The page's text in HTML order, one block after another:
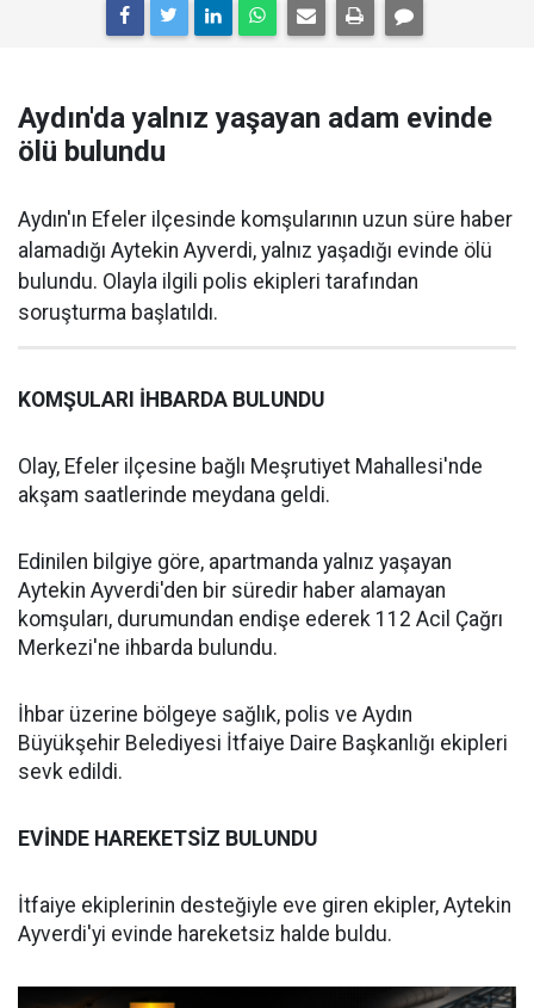
Aydın'da yalnız yaşayan adam evinde
ölü bulundu
Aydın'ın Efeler ilçesinde komşularının uzun süre haber
alamadığı Aytekin Ayverdi, yalnız yaşadığı evinde ölü
bulundu. Olayla ilgili polis ekipleri tarafından
soruşturma başlatıldı.
KOMŞULARI İHBARDA BULUNDU
Olay, Efeler ilçesine bağlı Meşrutiyet Mahallesi'nde
akşam saatlerinde meydana geldi.
Edinilen bilgiye göre, apartmanda yalnız yaşayan
Aytekin Ayverdi'den bir süredir haber alamayan
komşuları, durumundan endişe ederek 112 Acil Çağrı
Merkezi'ne ihbarda bulundu.
İhbar üzerine bölgeye sağlık, polis ve Aydın
Büyükşehir Belediyesi İtfaiye Daire Başkanlığı ekipleri
sevk edildi.
EVİNDE HAREKETSİZ BULUNDU
İtfaiye ekiplerinin desteğiyle eve giren ekipler, Aytekin
Ayverdi'yi evinde hareketsiz halde buldu.